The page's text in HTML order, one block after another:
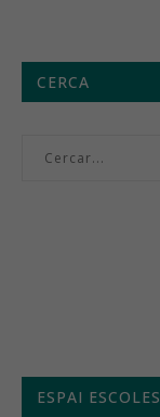
CERCA
ESPAI ESCOLES